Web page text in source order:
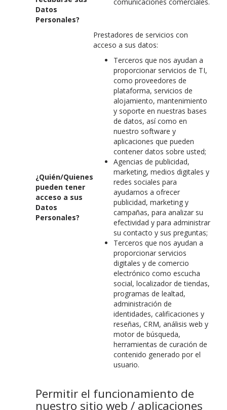
Datos
Personales?
¿Quién/Quienes
pueden tener
acceso a sus
Datos
Personales?
Prestadores de servicios con
acceso a sus datos:
Terceros que nos ayudan a
proporcionar servicios de TI,
como proveedores de
plataforma, servicios de
alojamiento, mantenimiento
y soporte en nuestras bases
de datos, así como en
nuestro software y
aplicaciones que pueden
contener datos sobre usted;
Agencias de publicidad,
marketing, medios digitales y
redes sociales para
ayudarnos a ofrecer
publicidad, marketing y
campañas, para analizar su
efectividad y para administrar
su contacto y sus preguntas;
Terceros que nos ayudan a
proporcionar servicios
digitales y de comercio
electrónico como escucha
social, localizador de tiendas,
programas de lealtad,
administración de
identidades, calificaciones y
reseñas, CRM, análisis web y
motor de búsqueda,
herramientas de curación de
contenido generado por el
usuario.
Permitir el funcionamiento de
nuestro sitio web / aplicaciones